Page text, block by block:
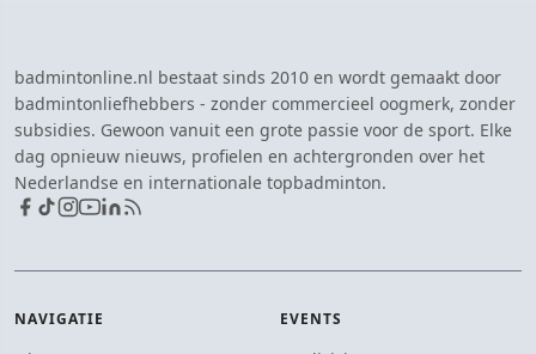
badmintonline.nl bestaat sinds 2010 en wordt gemaakt door
badmintonliefhebbers - zonder commercieel oogmerk, zonder
subsidies. Gewoon vanuit een grote passie voor de sport. Elke
dag opnieuw nieuws, profielen en achtergronden over het
Nederlandse en internationale topbadminton.
NAVIGATIE EVENTS